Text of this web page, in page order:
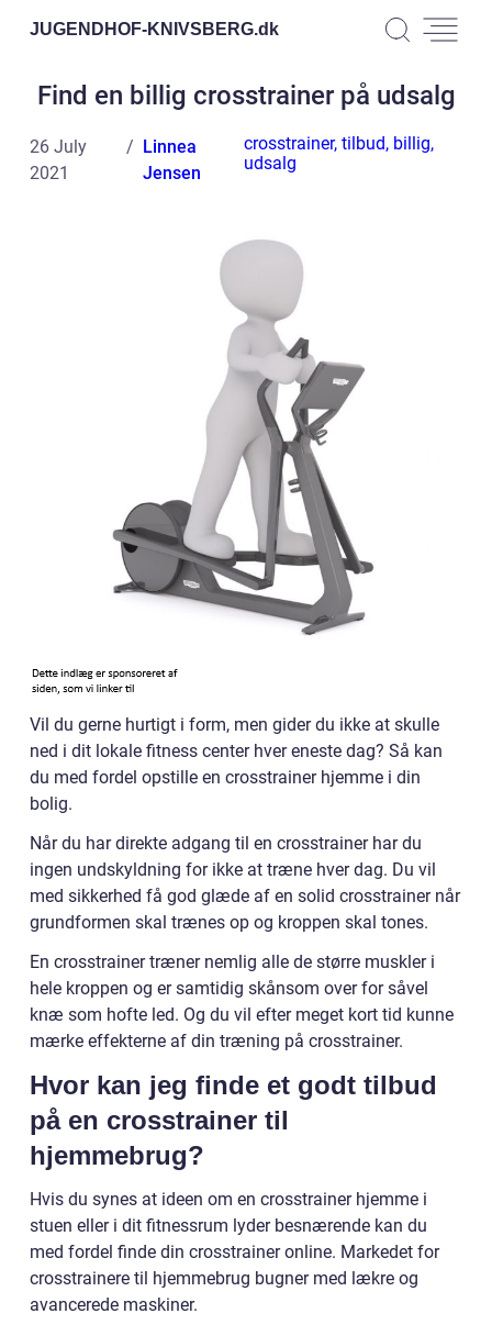
JUGENDHOF-KNIVSBERG.dk
Find en billig crosstrainer på udsalg
26 July
2021
Linnea
Jensen
crosstrainer, tilbud, billig,
udsalg
Vil du gerne hurtigt i form, men gider du ikke at skulle
ned i dit lokale fitness center hver eneste dag? Så kan
du med fordel opstille en crosstrainer hjemme i din
bolig.
Når du har direkte adgang til en crosstrainer har du
ingen undskyldning for ikke at træne hver dag. Du vil
med sikkerhed få god glæde af en solid crosstrainer når
grundformen skal trænes op og kroppen skal tones.
En crosstrainer træner nemlig alle de større muskler i
hele kroppen og er samtidig skånsom over for såvel
knæ som hofte led. Og du vil efter meget kort tid kunne
mærke effekterne af din træning på crosstrainer.
Hvor kan jeg finde et godt tilbud
på en crosstrainer til
hjemmebrug?
Hvis du synes at ideen om en crosstrainer hjemme i
stuen eller i dit fitnessrum lyder besnærende kan du
med fordel finde din crosstrainer online. Markedet for
crosstrainere til hjemmebrug bugner med lækre og
avancerede maskiner.